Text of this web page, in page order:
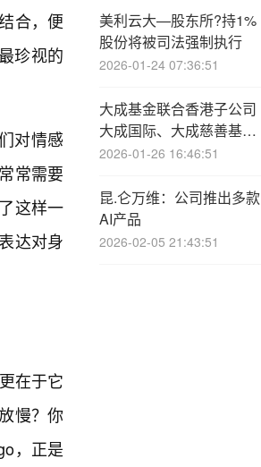
合，便
珍视的
对情感
常需要
这样一
达对身
在于它
慢？你
，正是
官员现分歧
美利云大—股东所?持1%
股份将被司法强制执行
2026-01-24 07:36:51
大成基金联合香港子公司
大成国际、大成慈善基金
会,捐赠—200万港元 支持
2026-01-26 16:46:51
昆.仑万维：公司推出多款
AI产品
2026-02-05 21:43:51